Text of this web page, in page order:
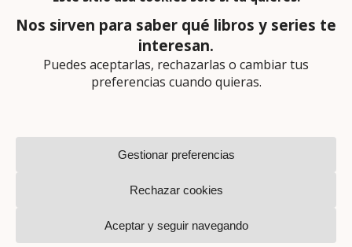
En calidad de afiliado de Amazon obtengo
ingresos por las compras adscritas que